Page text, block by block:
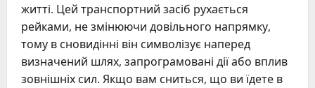
житті. Цей транспортний засіб рухається
рейками, не змінюючи довільного напрямку,
тому в сновидінні він символізує наперед
визначений шлях, запрограмовані дії або вплив
зовнішніх сил. Якщо вам сниться, що ви їдете в